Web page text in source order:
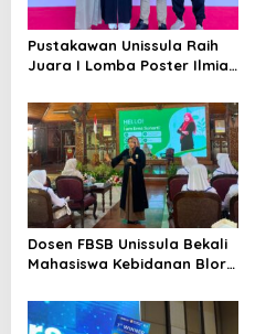
Pustakawan Unissula Raih
Juara I Lomba Poster Ilmiah
Dosen FBSB Unissula Bekali
Mahasiswa Kebidanan Blora
Public Speaking